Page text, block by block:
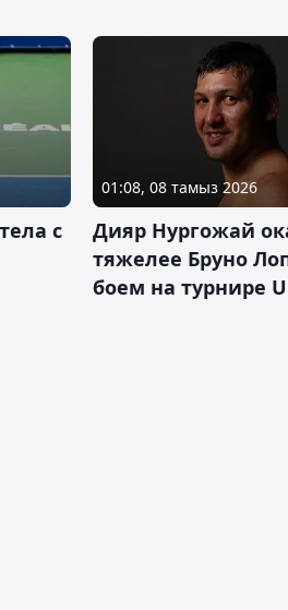
с
01:08, 08 тамыз 2026
Дияр Нургожай
тяжелее Бруно
боем на турнире